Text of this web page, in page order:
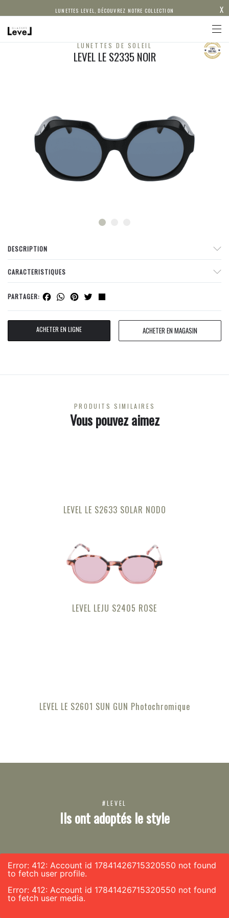
LUNETTES LEVEL, DÉCOUVREZ NOTRE COLLECTION X
LUNETTES DE SOLEIL
LEVEL LE S2335 NOIR
DESCRIPTION
CARACTERISTIQUES
PARTAGER: Facebook
WhatsApp
Pinterest
Twitter
ACHETER EN LIGNE ACHETER EN MAGASIN
PRODUITS SIMILAIRES
Vous pouvez aimez
LEVEL LE S2633 SOLAR NODO
LEVEL LEJU S2405 ROSE
LEVEL LE S2601 SUN GUN Photochromique
#LEVEL
Ils ont adoptés le style
Error: 412: Account id 17841426715320550 not found
to fetch user profile.
Error: 412: Account id 17841426715320550 not found
to fetch user media.